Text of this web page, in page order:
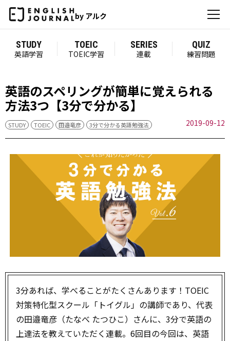
by アルク
STUDY
英語学習
TOEIC
TOEIC学習
SERIES
連載
QUIZ
練習問題
英語のスペリングが簡単に覚えられる
方法3つ【3分で分かる】
STUDY TOEIC 田邉竜彦 3分で分かる英語勉強法 2019-09-12
3分あれば、学べることがたくさんあります！TOEIC
対策特化型スクール「トイグル」の講師であり、代表
の田邉竜彦（たなべ たつひこ）さんに、3分で英語の
上達法を教えていただく連載。6回目の今回は、英語